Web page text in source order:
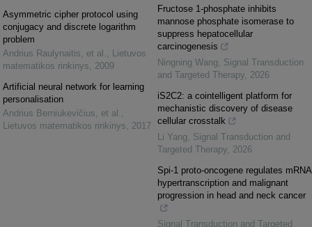
Asymmetric cipher protocol using
conjugacy and discrete logarithm
problem
Andrius Raulynaitis, et al. , Lietuvos
matematikos rinkinys, 2009
Artificial neural network for learning
personalisation
Andrius Berniukevičius, et al. ,
Lietuvos matematikos rinkinys, 2017
Fructose 1-phosphate inhibits
mannose phosphate isomerase to
suppress hepatocellular
carcinogenesis
Ningning Wang, Signal Transduction
and Targeted Therapy, 2026
iS2C2: a cointelligent platform for
mechanistic discovery of disease
cellular crosstalk
Li Yang, Signal Transduction and
Targeted Therapy, 2026
Spi-1 proto-oncogene regulates mRNA
hypertranscription and malignant
progression in head and neck cancer
Signal Transduction and Targeted